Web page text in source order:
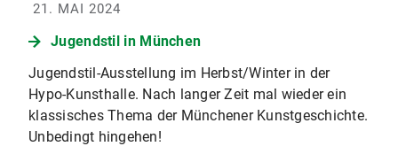
21. MAI 2024
Jugendstil in München
Jugendstil-Ausstellung im Herbst/Winter in der
Hypo-Kunsthalle. Nach langer Zeit mal wieder ein
klassisches Thema der Münchener Kunstgeschichte.
Unbedingt hingehen!